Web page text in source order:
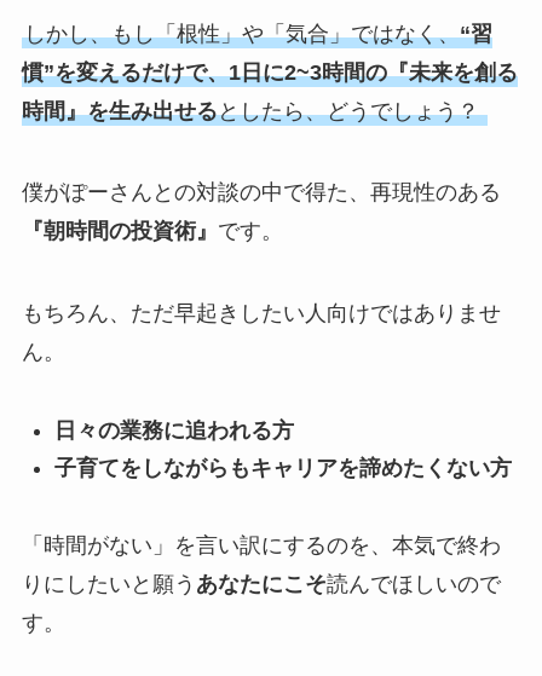
しかし、もし「根性」や「気合」ではなく、“習
慣”を変えるだけで、1日に2~3時間の『未来を創る
時間』を生み出せるとしたら、どうでしょう？
僕がぽーさんとの対談の中で得た、再現性のある
『朝時間の投資術』 です。
もちろん、ただ早起きしたい人向けではありませ
ん。
日々の業務に追われる方
子育てをしながらもキャリアを諦めたくない方
「時間がない」を言い訳にするのを、本気で終わ
りにしたいと願う あなたにこそ読んでほしいので
す。